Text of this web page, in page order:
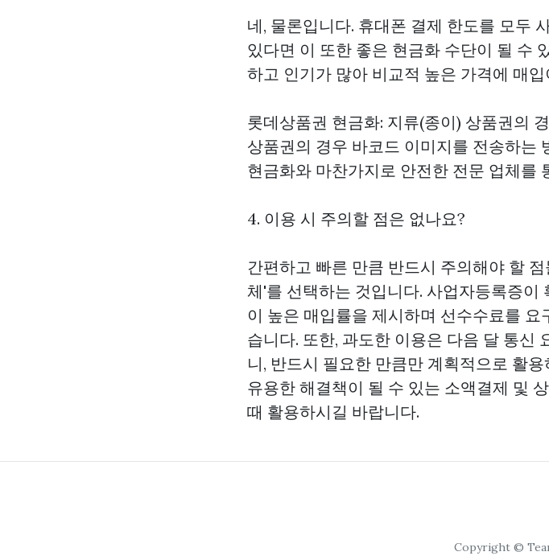
네, 물론입니다. 휴대폰 결제 한도를 모두
있다면 이 또한 좋은 현금화 수단이 될 수
하고 인기가 많아 비교적 높은 가격에 매
롯데상품권 현금화: 지류(종이) 상품권의
상품권의 경우 바코드 이미지를 전송하는
현금화와 마찬가지로 안전한 전문 업체를
4. 이용 시 주의할 점은 없나요?
간편하고 빠른 만큼 반드시 주의해야 할
체'를 선택하는 것입니다. 사업자등록증이
이 높은 매입률을 제시하며 선수수료를
습니다. 또한, 과도한 이용은 다음 달 통신
니, 반드시 필요한 만큼만 계획적으로 활
유용한 해결책이 될 수 있는 소액결제 및
때 활용하시길 바랍니다.
Copyright ©